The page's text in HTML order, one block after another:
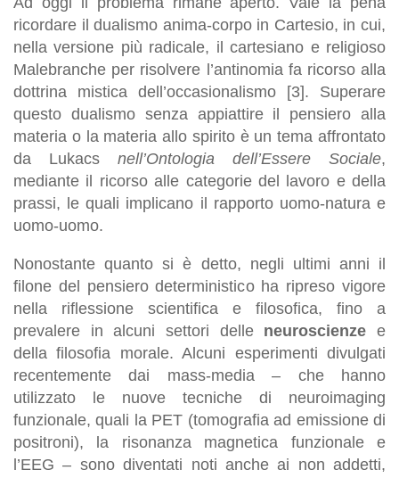
ricordare il dualismo anima-corpo in Cartesio, in cui,
nella versione più radicale, il cartesiano e religioso
Malebranche per risolvere l’antinomia fa ricorso alla
dottrina mistica dell’occasionalismo [3]. Superare
questo dualismo senza appiattire il pensiero alla
materia o la materia allo spirito è un tema affrontato
da Lukacs nell’Ontologia dell’Essere Sociale,
mediante il ricorso alle categorie del lavoro e della
prassi, le quali implicano il rapporto uomo-natura e
uomo-uomo.
Nonostante quanto si è detto, negli ultimi anni il
filone del pensiero deterministico ha ripreso vigore
nella riflessione scientifica e filosofica, fino a
prevalere in alcuni settori delle neuroscienzee
della filosofia morale. Alcuni esperimenti divulgati
recentemente dai mass-media – che hanno
utilizzato le nuove tecniche di neuroimaging
funzionale, quali la PET (tomografia ad emissione di
positroni), la risonanza magnetica funzionale e
l’EEG – sono diventati noti anche ai non addetti,